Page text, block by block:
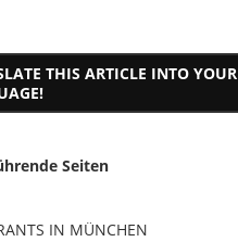
THIS ARTICLE INTO YOUR
Seiten
IN MÜNCHEN